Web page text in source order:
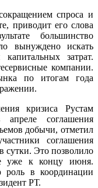
спроса и
приводит его слова
большинство
вынуждено искать
затрат.
компании.
по итогам года
кризиса Рустам
соглашения
добычи, отметил
соглашения
сутки. Это позволило
уже к концу июня.
роль в координации
РТ.